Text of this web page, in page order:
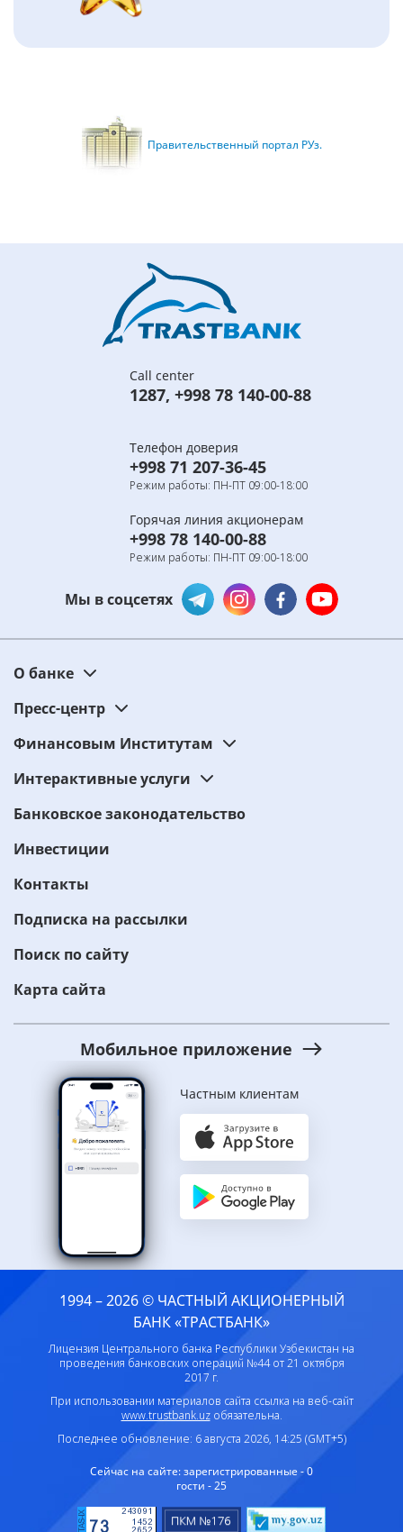
Правительственный портал РУз.
Call center
1287, +998 78 140-00-88
Телефон доверия
+998 71 207-36-45
Режим работы: ПН-ПТ 09:00-18:00
Горячая линия акционерам
+998 78 140-00-88
Режим работы: ПН-ПТ 09:00-18:00
Мы в соцсетях
О банке
Пресс-центр
Финансовым Институтам
Интерактивные услуги
Банковское законодательство
Инвестиции
Контакты
Подписка на рассылки
Поиск по сайту
Карта сайта
Мобильное приложение
Частным клиентам
1994 – 2026 © ЧАСТНЫЙ АКЦИОНЕРНЫЙ
БАНК «ТРАСТБАНК»
Лицензия Центрального банка Республики Узбекистан на
проведения банковских операций №44 от 21 октября
2017 г.
При использовании материалов сайта ссылка на веб-сайт
www.trustbank.uzобязательна.
Последнее обновление: 6 августа 2026, 14:25 (GMT+5)
Сейчас на сайте:зарегистрированные - 0
гости - 25